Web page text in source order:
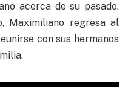
acerca de su pasado.
Maximiliano regresa al
con sus hermanos